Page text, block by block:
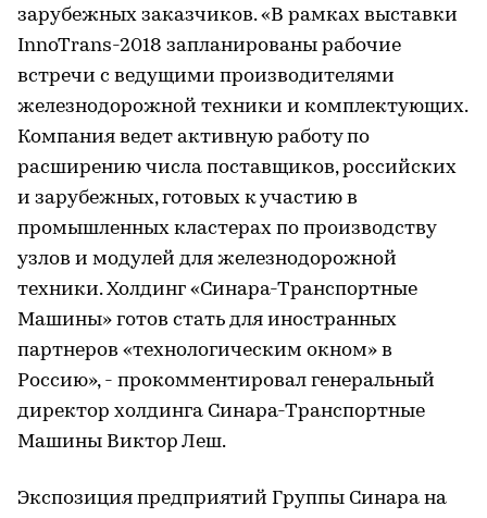
зарубежных заказчиков. «В рамках выставки
InnoTrans-2018 запланированы рабочие
встречи с ведущими производителями
железнодорожной техники и комплектующих.
Компания ведет активную работу по
расширению числа поставщиков, российских
и зарубежных, готовых к участию в
промышленных кластерах по производству
узлов и модулей для железнодорожной
техники. Холдинг «Синара-Транспортные
Машины» готов стать для иностранных
партнеров «технологическим окном» в
Россию», - прокомментировал генеральный
директор холдинга Синара-Транспортные
Машины Виктор Леш.
Экспозиция предприятий Группы Синара на